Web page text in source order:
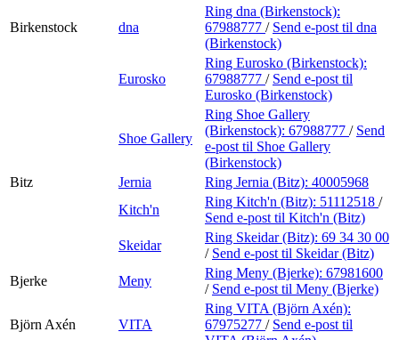
Birkenstock dna
Ring dna (Birkenstock):
67988777 / Send e-post til dna
(Birkenstock)
Eurosko
Ring Eurosko (Birkenstock):
67988777 / Send e-post til
Eurosko (Birkenstock)
Shoe Gallery
Ring Shoe Gallery
(Birkenstock): 67988777 / Send
e-post til Shoe Gallery
(Birkenstock)
Bitz
Jernia Ring Jernia (Bitz): 40005968
Kitch'n
Ring Kitch'n (Bitz): 51112518 /
Send e-post til Kitch'n (Bitz)
Skeidar
Ring Skeidar (Bitz): 69 34 30 00
/ Send e-post til Skeidar (Bitz)
Bjerke
Meny
Ring Meny (Bjerke): 67981600
/ Send e-post til Meny (Bjerke)
Björn Axén VITA
Ring VITA (Björn Axén):
67975277 / Send e-post til